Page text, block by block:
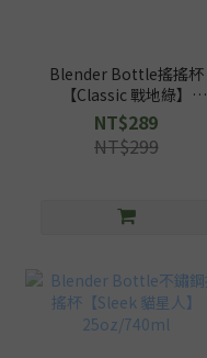
Blender Bottle搖搖杯
【Classic 戰地綠】
20oz/592ml
NT$289
NT$299